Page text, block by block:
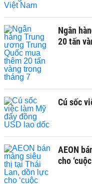
Ngân
20 tấn
Cú sốc
AEON
cho